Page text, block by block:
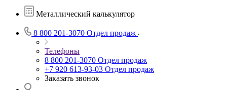
Металлический калькулятор
8 800 201-3070 Отдел продаж
Телефоны
8 800 201-3070 Отдел продаж
+7 920 613-93-03 Отдел продаж
Заказать звонок